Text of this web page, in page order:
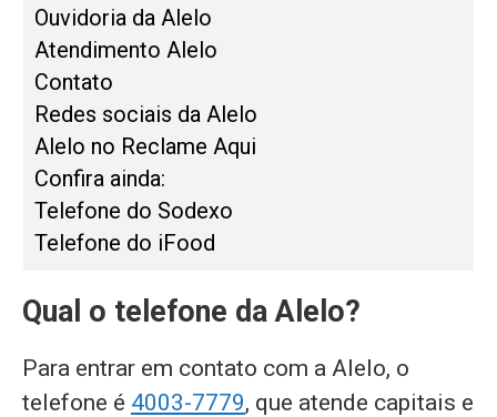
Ouvidoria da Alelo
Atendimento Alelo
Contato
Redes sociais da Alelo
Alelo no Reclame Aqui
Confira ainda:
Telefone do Sodexo
Telefone do iFood
Qual o telefone da Alelo?
Para entrar em contato com a Alelo, o
telefone é 4003-7779, que atende capitais e